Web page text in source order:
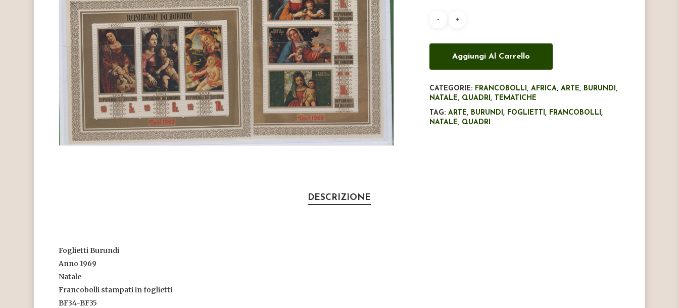
Hit enter to search or ESC to close
Aggiungi Al Carrello
CATEGORIE: FRANCOBOLLI,AFRICA,ARTE, BURUNDI,
NATALE, QUADRI, TEMATICHE
TAG:ARTE, BURUNDI, FOGLIETTI, FRANCOBOLLI,
NATALE, QUADRI
DESCRIZIONE
Foglietti Burundi
Anno 1969
Natale
Francobolli stampati in foglietti
BF34-BF35